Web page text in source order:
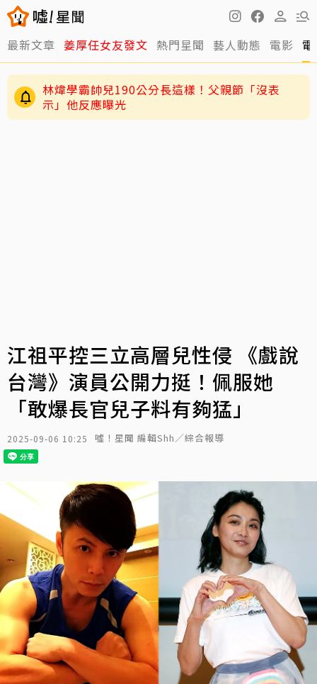
最新文章 姜厚任女友發文 熱門星聞 藝人動態 電影
林煒學霸帥兒190公分長這樣！父親節「沒表
示」他反應曝光
江祖平控三立高層兒性侵 《戲說
台灣》演員公開力挺！佩服她
「敢爆長官兒子料有夠猛」
2025-09-06 10:25 噓！星聞 編輯Shh／綜合報導